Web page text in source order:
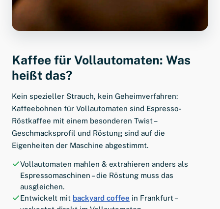
Kaffee für Vollautomaten: Was
heißt das?
Kein spezieller Strauch, kein Geheimverfahren:
Kaffeebohnen für Vollautomaten sind Espresso-
Röstkaffee mit einem besonderen Twist –
Geschmacksprofil und Röstung sind auf die
Eigenheiten der Maschine abgestimmt.
Vollautomaten mahlen & extrahieren anders als
Espressomaschinen – die Röstung muss das
ausgleichen.
Entwickelt mit backyard coffee in Frankfurt –